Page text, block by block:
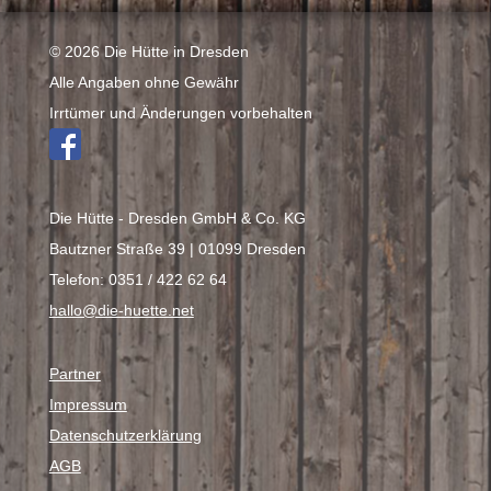
Kletterbedarf
Kids
Outdoorbekleidung
Outdoor- und Reisebedarf
Rucksäcke
Schlafsäcke
Wanderschuhe
Service
Verleih
Team
Marken
Kontakt
30 Jahre
© 2026 Die Hütte in Dresden
Alle Angaben ohne Gewähr
Irrtümer und Änderungen vorbehalten
Die Hütte - Dresden GmbH & Co. KG
Bautzner Straße 39 | 01099 Dresden
Telefon: 0351 / 422 62 64
hallo@die-huette.net
Partner
Impressum
Datenschutzerklärung
AGB